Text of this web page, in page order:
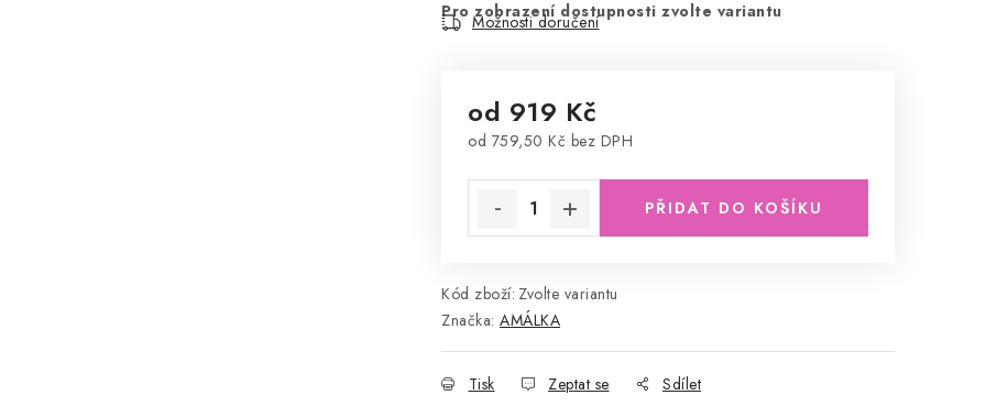
Pro zobrazení dostupnosti zvolte variantu
Možnosti doručení
od 919 Kč
od 759,50 Kč bez DPH
PŘIDAT DO KOŠÍKU
Kód zboží: Zvolte variantu
Značka: AMÁLKA
Tisk Zeptat se Sdílet